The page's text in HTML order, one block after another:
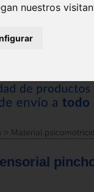
nuestros
> Material